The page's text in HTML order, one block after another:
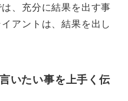
、充分に結果を出す事
アントは、結果を出し
いたい事を上手く伝